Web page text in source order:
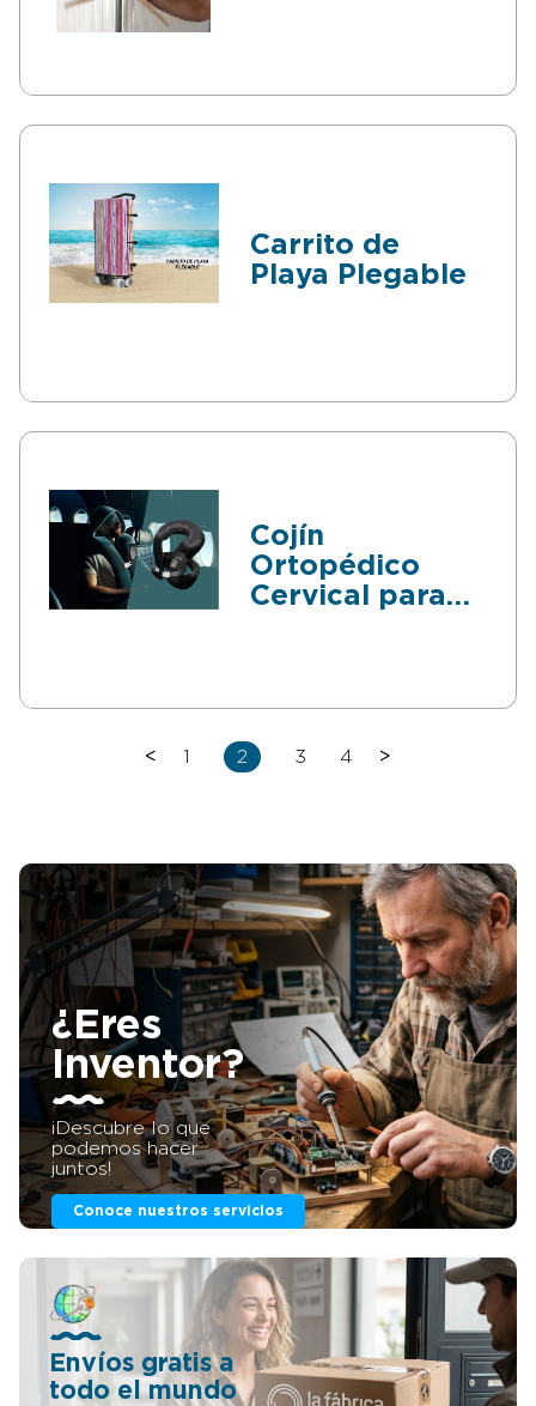
Carrito de
Playa Plegable
Cojín
Ortopédico
Cervical para
< 1 2 3 4 >
¿Eres
Inventor?
¡Descubre lo que
podemos hacer
juntos!
Conoce nuestros servicios
Envíos gratis a
todo el mundo